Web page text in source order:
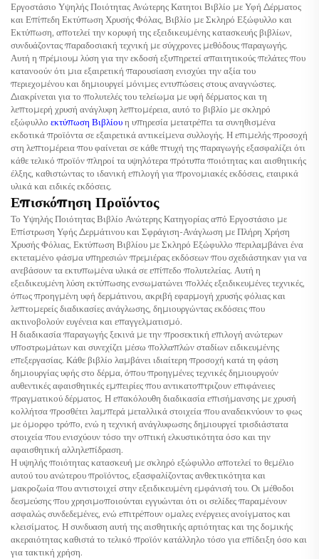
Εργοστάσιο Υψηλής Ποιότητας Ανώτερης Κατητοι Βιβλίο με Υφή Δέρματος
και Επίπεδη Εκτύπωση Χρυσής Φόλας, Βιβλίο με Σκληρό Εξώφυλλο και
Εκτύπωση, αποτελεί την κορυφή της εξειδικευμένης κατασκευής βιβλίων,
συνδυάζοντας παραδοσιακή τεχνική με σύγχρονες μεθόδους παραγωγής.
Αυτή η πρέμιουμ λύση για την εκδοσή εξυπηρετεί απαιτητικούς πελάτες που
κατανοούν ότι μια εξαιρετική παρουσίαση ενισχύει την αξία του
περιεχομένου και δημιουργεί μόνιμες εντυπώσεις στους αναγνώστες.
Διακρίνεται για το πολυτελές του τελείωμα με υφή δέρματος και τη
λεπτομερή χρυσή ανάγλυφη λεπτομέρεια, αυτό το βιβλίο με σκληρό
εξώφυλλο εκτύπωση Βιβλίουη υπηρεσία μετατρέπει τα συνηθισμένα
εκδοτικά προϊόντα σε εξαιρετικά αντικείμενα συλλογής. Η επιμελής προσοχή
στη λεπτομέρεια που φαίνεται σε κάθε πτυχή της παραγωγής εξασφαλίζει ότι
κάθε τελικό προϊόν πληροί τα υψηλότερα πρότυπα ποιότητας και αισθητικής
έλξης, καθιστώντας το ιδανική επιλογή για προνομιακές εκδόσεις, εταιρικά
υλικά και ειδικές εκδόσεις.
Επισκόπηση Προϊόντος
Το Υψηλής Ποιότητας Βιβλίο Ανώτερης Κατηγορίας από Εργοστάσιο με
Επίστρωση Υφής Δερμάτινου και Σφράγιση-Ανάγλωση με Πλήρη Χρήση
Χρυσής Φόλιας, Εκτύπωση Βιβλίου με Σκληρό Εξώφυλλο περιλαμβάνει ένα
εκτεταμένο φάσμα υπηρεσιών πρεμιέρας εκδόσεων που σχεδιάστηκαν για να
ανεβάσουν τα εκτυπωμένα υλικά σε επίπεδο πολυτελείας. Αυτή η
εξειδικευμένη λύση εκτύπωσης ενσωματώνει πολλές εξειδικευμένες τεχνικές,
όπως προηγμένη υφή δερμάτινου, ακριβή εφαρμογή χρυσής φόλιας και
λεπτομερείς διαδικασίες ανάγλωσης, δημιουργώντας εκδόσεις που
ακτινοβολούν ευγένεια και επαγγελματισμό.
Η διαδικασία παραγωγής ξεκινά με την προσεκτική επιλογή ανώτερων
υποστρωμάτων και συνεχίζει μέσω πολλαπλών σταδίων ειδικευμένης
επεξεργασίας. Κάθε βιβλίο λαμβάνει ιδιαίτερη προσοχή κατά τη φάση
δημιουργίας υφής στο δέρμα, όπου προηγμένες τεχνικές δημιουργούν
αυθεντικές αφαισθητικές εμπειρίες που αντικατοπτριζουν επιφάνειες
πραγματικού δέρματος. Η επακόλουθη διαδικασία επισήμανσης με χρυσή
κολλήτσα προσθέτει λαμπερά μεταλλικά στοιχεία που αναδεικνύουν το φως
με όμορφο τρόπο, ενώ η τεχνική ανάγλυφωσης δημιουργεί τρισδιάστατα
στοιχεία που ενισχύουν τόσο την οπτική ελκυστικότητα όσο και την
αφαισθητική αλληλεπίδραση.
Η υψηλής ποιότητας κατασκευή με σκληρό εξώφυλλο αποτελεί το θεμέλιο
αυτού του ανώτερου προϊόντος, εξασφαλίζοντας ανθεκτικότητα και
μακροζωία που αντιστοιχεί στην εξειδικευμένη εμφάνισή του. Οι μέθοδοι
δεσμεύσης που χρησιμοποιούνται εγγυώνται ότι οι σελίδες παραμένουν
ασφαλώς συνδεδεμένες, ενώ επιτρέπουν ομαλες ενέργειες ανοίγματος και
κλεισίματος. Η συνδυαση αυτή της αισθητικής αρτιότητας και της δομικής
ακεραιότητας καθιστά το τελικό προϊόν κατάλληλο τόσο για επίδειξη όσο και
για τακτική χρήση.